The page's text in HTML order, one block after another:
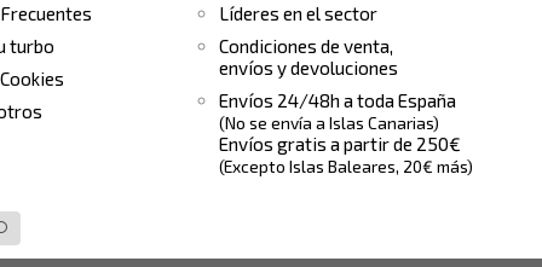
turbo
Líderes en el sector
Condiciones de venta,
envíos y devoluciones
Envíos 24/48h a toda España
(No se envía a Islas Canarias)
Envíos gratis a partir de 250€
(Excepto Islas Baleares, 20€ más)